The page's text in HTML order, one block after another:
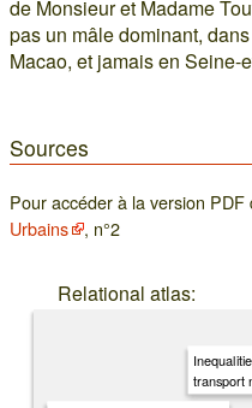
de Monsieur et Madame
pas un mâle dominant,
Macao, et jamais en Seine-
Sources
Pour accéder à la version
Urbains
, n°2
Relational atlas:
transport